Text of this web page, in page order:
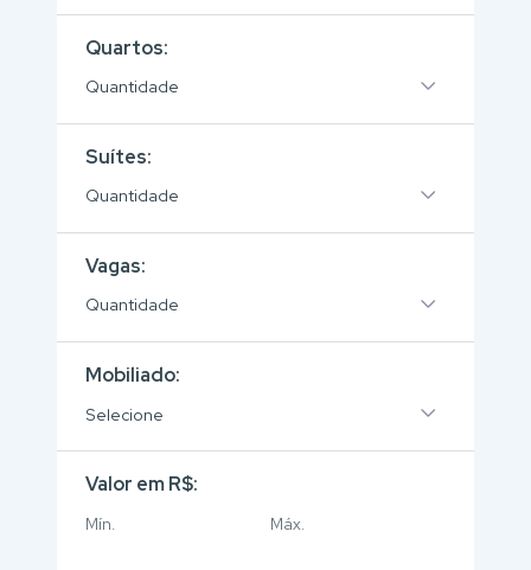
Quartos:
Quantidade
Suítes:
Quantidade
Vagas:
Quantidade
Mobiliado:
Selecione
Valor em R$: